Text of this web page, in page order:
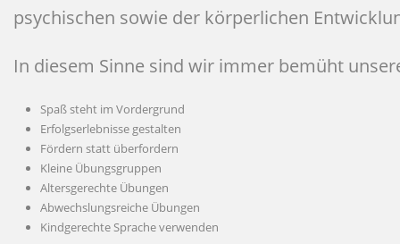
psychischen sowie der körperlichen
In diesem Sinne sind wir immer bemüht
Spaß steht im Vordergrund
Erfolgserlebnisse gestalten
Fördern statt überfordern
Kleine Übungsgruppen
Altersgerechte Übungen
Abwechslungsreiche Übungen
Kindgerechte Sprache verwenden